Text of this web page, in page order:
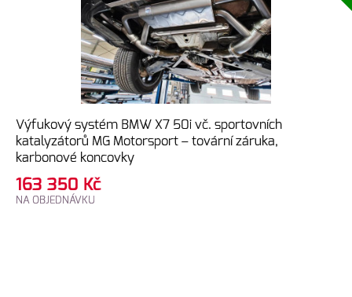
Výfukový systém BMW X7 50i vč. sportovních
katalyzátorů MG Motorsport – tovární záruka,
karbonové koncovky
163 350 Kč
NA OBJEDNÁVKU